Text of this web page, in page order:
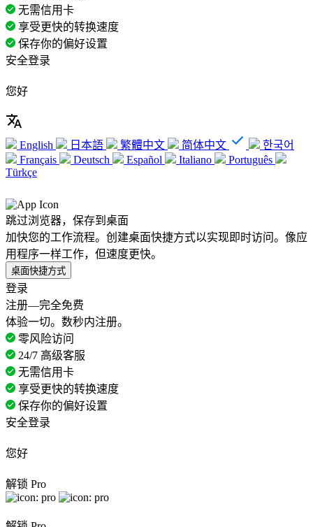
无需信用卡
享受更快的转换速度
保存你的偏好设置
安全登录
您好
English 日本語 繁體中文 简体中文
한국어
Français
Deutsch Español Italiano
Português
Türkçe
跳过浏览器，保存到桌面
加快您的工作流程。创建桌面快捷方式以实现即时访问。像应
用程序一样工作，但速度更快。
桌面快捷方式
登录
注册—完全免费
体验一切。数秒内注册。
零风险访问
24/7 高级客服
无需信用卡
享受更快的转换速度
保存你的偏好设置
安全登录
您好
解锁 Pro